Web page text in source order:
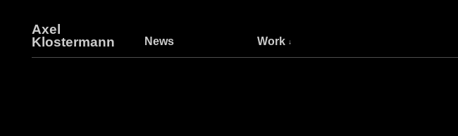
Axel
Klostermann
News Work